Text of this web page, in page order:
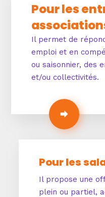
Pour les
Il permet de
emploi et en
ou saisonnier, des
et/ou collectivités.
Pour les
Il propose une
plein ou partiel,